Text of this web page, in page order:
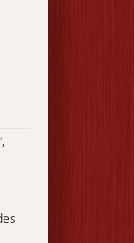
,